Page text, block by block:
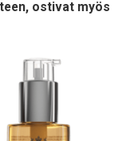
ostivat myös